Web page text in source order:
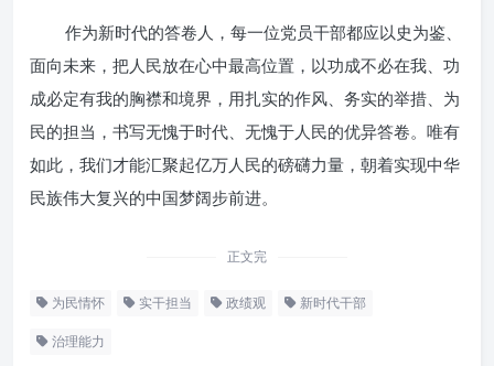
作为新时代的答卷人，每一位党员干部都应以史为鉴、
面向未来，把人民放在心中最高位置，以功成不必在我、功
成必定有我的胸襟和境界，用扎实的作风、务实的举措、为
民的担当，书写无愧于时代、无愧于人民的优异答卷。唯有
如此，我们才能汇聚起亿万人民的磅礴力量，朝着实现中华
民族伟大复兴的中国梦阔步前进。
正文完
为民情怀 实干担当 政绩观 新时代干部
治理能力